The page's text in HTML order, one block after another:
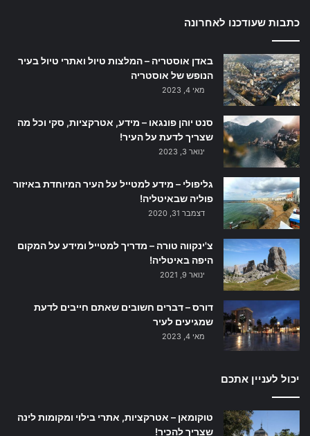
כתבות שעודכנו לאחרונה
באדן אוסטריה – המלצות טיול ואתרי טיול בעיר
הנופש של אוסטריה
מאי 4, 2023
סנט יוהן פונגאו – מידע, אטרקציות, סקי וכל מה
שצריך לדעת על העיר!
ינואר 3, 2023
גליפולי – מידע למטייל על העיר המיוחדת באיזור
פוליה שבאיטליה!
דצמבר 31, 2020
צ'ינקווה טורה – מדריך למטייל ומידע על המקום
היפה באיטליה!
ינואר 9, 2021
דורס – דברים חשובים שאתם חייבים לדעת
שמגיעים לעיר
מאי 4, 2023
יכול לעניין אתכם
טוקומאן – אטרקציות, אתרי בילוי ומקומות לינה
שצריך להכיר!